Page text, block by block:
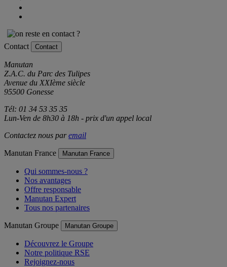
Contact Contact
Manutan
Z.A.C. du Parc des Tulipes
Avenue du XXIème siècle
95500 Gonesse
Tél: 01 34 53 35 35
Lun-Ven de 8h30 à 18h - prix d'un appel local
Contactez nous paremail
Manutan France Manutan France
Qui sommes-nous ?
Nos avantages
Offre responsable
Manutan Expert
Tous nos partenaires
Manutan Groupe Manutan Groupe
Découvrez le Groupe
Notre politique RSE
Rejoignez-nous